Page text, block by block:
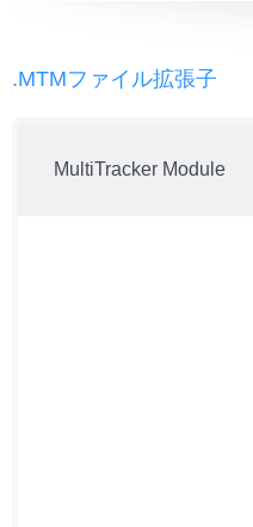
.MTMファイル拡張子
MultiTracker Module